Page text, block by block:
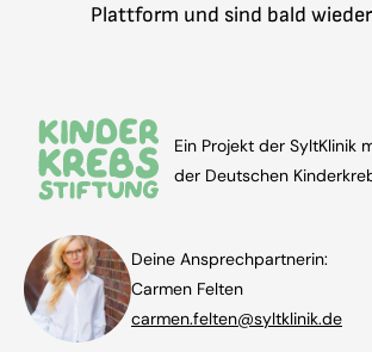
Plattform und sind bald
Ein Projekt der SyltKlinik
der Deutschen
Deine Ansprechpartnerin:
Carmen Felten
carmen.felten@syltklinik.de